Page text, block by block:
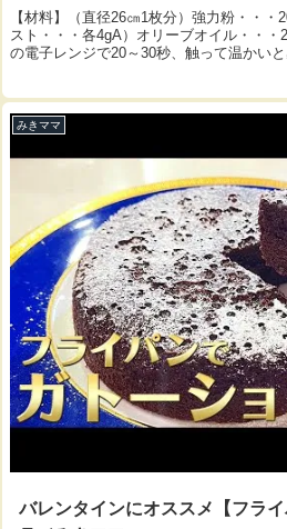
【材料】（直径26㎝1枚分）強力粉・・
スト・・・各4gA）オリーブオイル・・・
の電子レンジで20～30秒、触って温かい
みきママ
バレンタインにオススメ【フラ